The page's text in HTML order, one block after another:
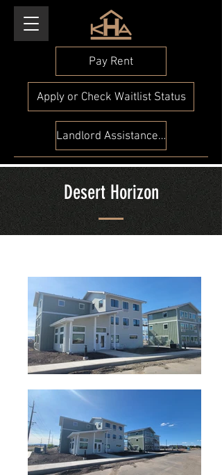
Pay Rent
Apply or Check Waitlist Status
Landlord Assistance Check
Desert Horizon